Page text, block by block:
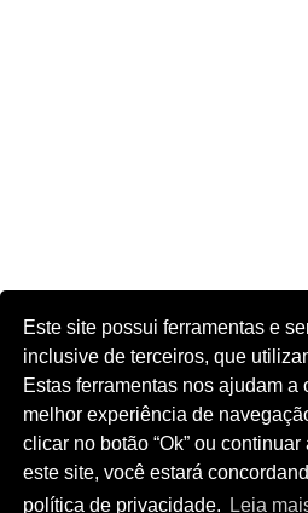
Este site possui ferramentas e
inclusive de terceiros, que
Estas ferramentas nos ajudam a
melhor experiência de
clicar no botão “Ok” ou
este site, você estará
política de privacidade.
Leia